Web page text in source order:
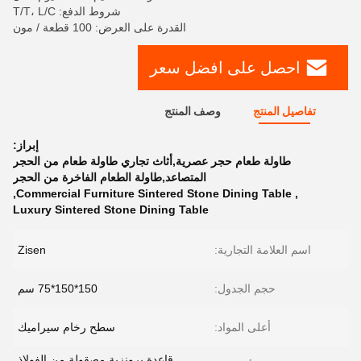
شروط الدفع: T/T، L/C
القدرة على العرض: 100 قطعة / مون
احصل على افضل سعر
تفاصيل المنتج وصف المنتج
إبراز:
طاولة طعام حجر عصرية,أثاث تجاري طاولة طعام من الحجر
المتصاعد,طاولة الطعام الفاخرة من الحجر
,
Commercial Furniture Sintered Stone Dining Table
,
Luxury Sintered Stone Dining Table
اسم العلامة التجارية: Zisen
حجم الجدول: 150*150*75 سم
أعلى المواد: سطح رخام سيراميك